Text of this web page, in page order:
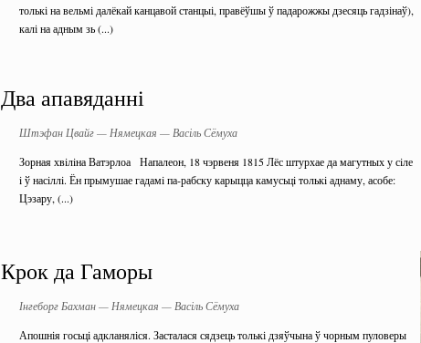
толькі на вельмі далёкай канцавой станцыі, правёўшы ў падарожжы дзесяць гадзінаў),
калі на адным зь (...)
Два апавяданні
Штэфан Цвайг — Нямецкая — Васіль Сёмуха
Зорная хвiлiна Ватэрлоа Напалеон, 18 чэрвеня 1815 Лёс штурхае да магутных у сiле
i ў насiллi. Ён прымушае гадамi па-рабску карыцца камусьцi толькi аднаму, асобе:
Цэзару, (...)
Крок да Гаморы
Інгеборг Бахман — Нямецкая — Васіль Сёмуха
Апошнія госьці адкланяліся. Засталася сядзець толькі дзяўчына ў чорным пуловеры